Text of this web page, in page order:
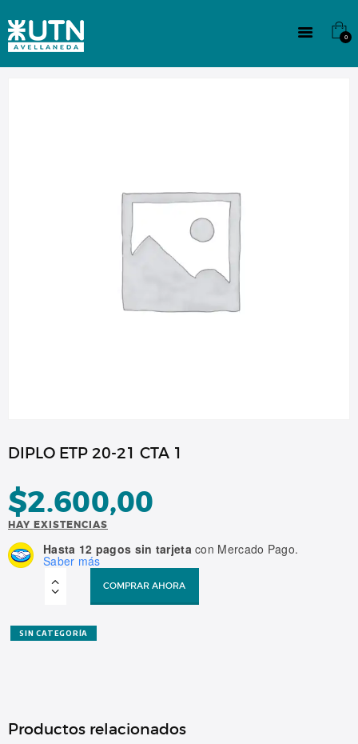
0
CULTURA
DIPLO ETP 20-21 CTA 1
$2.600,00
HAY EXISTENCIAS
Hasta 12 pagos sin tarjetacon Mercado Pago.
Saber más
1
cantidad
COMPRAR AHORA
SIN CATEGORÍA
Productos relacionados